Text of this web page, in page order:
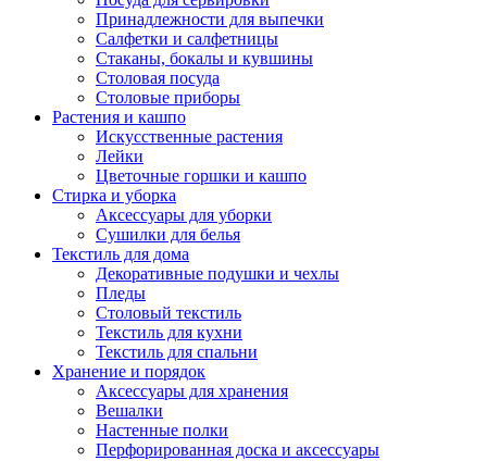
Принадлежности для выпечки
Салфетки и салфетницы
Стаканы, бокалы и кувшины
Столовая посуда
Столовые приборы
Растения и кашпо
Искусственные растения
Лейки
Цветочные горшки и кашпо
Стирка и уборка
Аксессуары для уборки
Сушилки для белья
Текстиль для дома
Декоративные подушки и чехлы
Пледы
Столовый текстиль
Текстиль для кухни
Текстиль для спальни
Хранение и порядок
Аксессуары для хранения
Вешалки
Настенные полки
Перфорированная доска и аксессуары